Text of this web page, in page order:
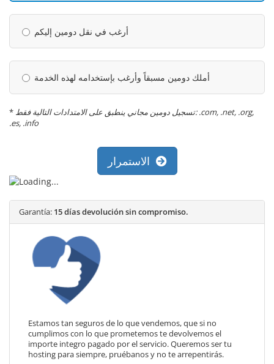
أرغب في نقل دومين إليكم
أملك دومين مسبقاً وأرغب بإستخدامه لهذه الخدمة
* تسجيل دومين مجاني ينطبق على الامتدادات التالية فقط: .com, .net, .org,
.es, .info
Garantía: 15 días devolución sin compromiso.
Estamos tan seguros de lo que vendemos, que si no
cumplimos con lo que prometemos te devolvemos el
importe integro pagado por el servicio. Queremos ser tu
hosting para siempre, pruébanos y no te arrepentirás.